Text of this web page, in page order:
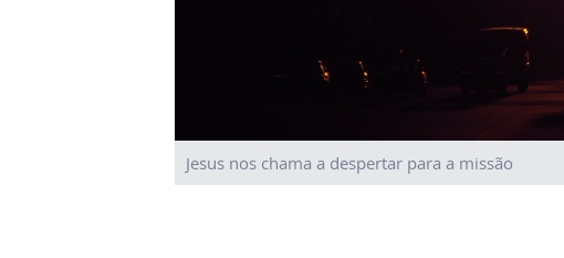
Jesus nos chama a despertar para a missão